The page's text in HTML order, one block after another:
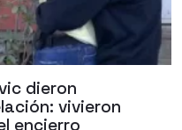
dieron
vivieron
encierro